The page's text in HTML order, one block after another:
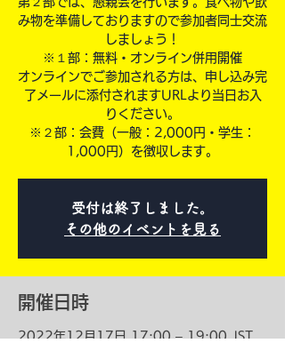
み物を準備しておりますので参加者同士交流
しましょう！
※１部：無料・オンライン併用開催
オンラインでご参加される方は、申し込み完
了メールに添付されますURLより当日お入
りください。
※２部：会費（一般：2,000円・学生：
1,000円）を徴収します。
受付は終了しました。
その他のイベントを見る
開催日時
2022年12月17日 17:00 – 19:00 JST